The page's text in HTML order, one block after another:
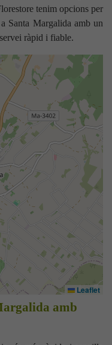
tenim opcions per
Santa Margalida amb un
ràpid i fiable.
Leaflet
amb